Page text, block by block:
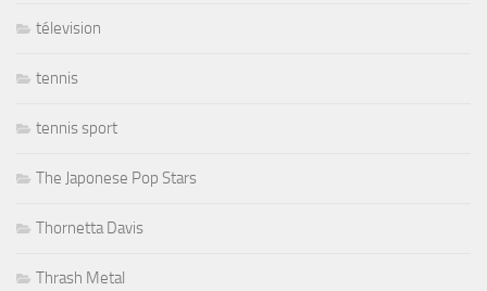
télevision
tennis
tennis sport
The Japonese Pop Stars
Thornetta Davis
Thrash Metal